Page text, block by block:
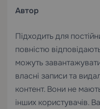
Автор
Підходить для
повністю
можуть
власні записи та
контент. Вони не
інших користувачів.